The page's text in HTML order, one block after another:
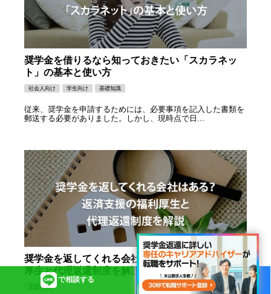
奨学金を借りるなら知っておきたい「スカラネッ
ト」の基本と使い方
社会人向け 学生向け 基礎知識
従来、奨学金を申請するためには、必要事項を記入した書類を
郵送する必要がありました。しかし、現時点で日...
奨学金を返してくれる会社はある？返済支援の福利
厚生と代理返還制度を解説
支援制度
で相談する 個別返還相談